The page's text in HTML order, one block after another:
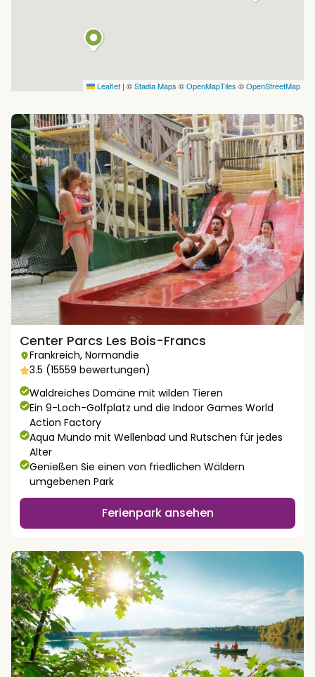
Leaflet | ©Stadia Maps ©OpenMapTiles ©OpenStreetMap
Center Parcs Les Bois-Francs
Frankreich, Normandie
3.5 (15559 bewertungen)
Waldreiches Domäne mit wilden Tieren
Ein 9-Loch-Golfplatz und die Indoor Games World
Action Factory
Aqua Mundo mit Wellenbad und Rutschen für jedes
Alter
Genießen Sie einen von friedlichen Wäldern
umgebenen Park
Ferienpark ansehen